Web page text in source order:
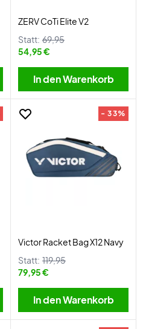
ZERV CoTi Elite V2
Statt: 69,95
54,95 €
In den Warenkorb
- 33%
Victor Racket Bag X12 Navy
Statt: 119,95
79,95 €
In den Warenkorb